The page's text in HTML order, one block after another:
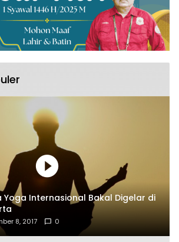
Yoga Internasional Bakal Digelar di
8, 2017 0